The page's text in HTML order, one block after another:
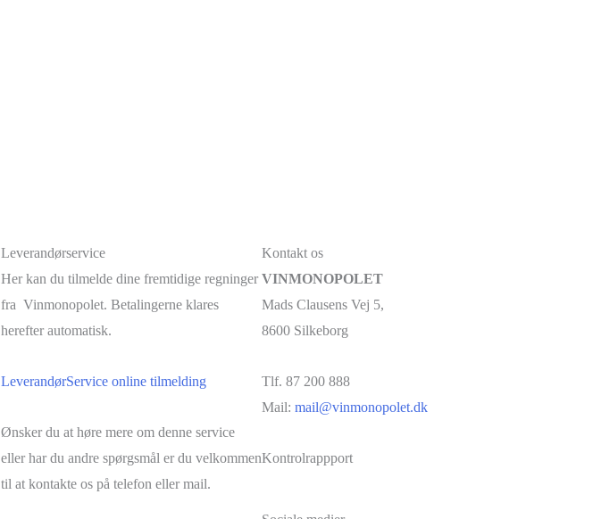
Leverandørservice
Her kan du tilmelde dine fremtidige regninger
fra Vinmonopolet. Betalingerne klares
herefter automatisk.
LeverandørService online tilmelding
Ønsker du at høre mere om denne service
eller har du andre spørgsmål er du velkommen
til at kontakte os på telefon eller mail.
Kontakt os
VINMONOPOLET
Mads Clausens Vej 5,
8600 Silkeborg
Tlf. 87 200 888
Mail:mail@vinmonopolet.dk
Kontrolrappport